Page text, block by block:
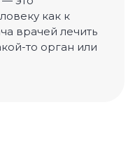
как к
врачей лечить
то орган или